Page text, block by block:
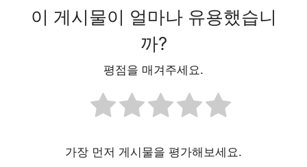
이 게시물이 얼마나 유용했습니
까?
평점을 매겨주세요.
가장 먼저 게시물을 평가해보세요.